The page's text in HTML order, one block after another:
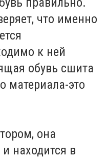
что именно
к ней
обувь сшита
материала-это
она
находится в